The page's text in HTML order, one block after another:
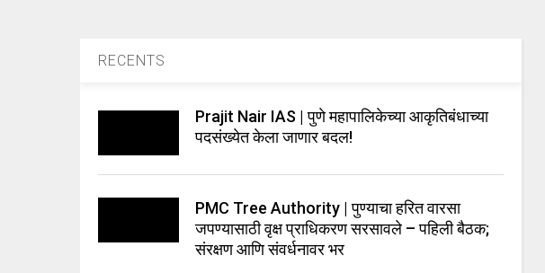
RECENTS
Prajit Nair IAS | पुणे महापालिकेच्या आकृतिबंधाच्या
पदसंख्येत केला जाणार बदल!
PMC Tree Authority | पुण्याचा हरित वारसा
जपण्यासाठी वृक्ष प्राधिकरण सरसावले – पहिली बैठक;
संरक्षण आणि संवर्धनावर भर